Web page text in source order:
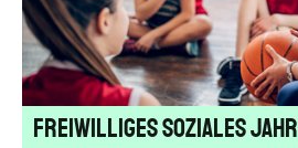
Freiwilliges Soziales Jahr